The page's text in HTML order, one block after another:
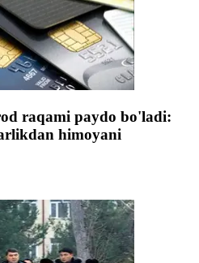
raqami paydo bo'ladi:
himoyani